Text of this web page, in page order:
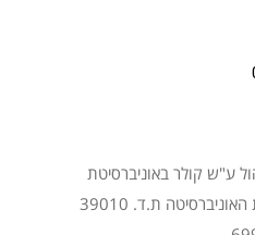
ע"ש קולר באוניברסיטת
ת.ד. 39010